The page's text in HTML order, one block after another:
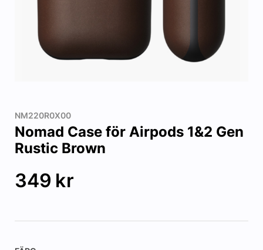
NM220R0X00
Nomad Case för Airpods 1&2 Gen
Rustic Brown
349 kr